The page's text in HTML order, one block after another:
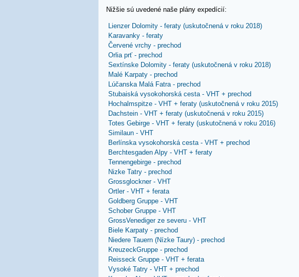
Nižšie sú uvedené naše plány expedícií:
Lienzer Dolomity - feraty (uskutočnená v
Lienzer Dolomity - feraty (uskutočnená v roku 2018)
Karavanky - feraty
Karavanky - feraty
Červené vrchy - prechod
Červené vrchy - prechod
Orlia prť - prechod
Orlia prť - prechod
Sextínske Dolomity - feraty (uskutočnená
Sextínske Dolomity - feraty (uskutočnená v roku 2018)
Malé Karpaty - prechod
Malé Karpaty - prechod
Lúčanska Malá Fatra - prechod
Lúčanska Malá Fatra - prechod
Stubaiská vysokohorská cesta - VHT +
Stubaiská vysokohorská cesta - VHT + prechod
Hochalmspitze - VHT + feraty
Hochalmspitze - VHT + feraty (uskutočnená v roku 2015)
Dachstein - VHT + feraty (uskutočnená v
Dachstein - VHT + feraty (uskutočnená v roku 2015)
Totes Gebirge - VHT + feraty
Totes Gebirge - VHT + feraty (uskutočnená v roku 2016)
Similaun - VHT
Similaun - VHT
Berlínska vysokohorská cesta - VHT +
Berlínska vysokohorská cesta - VHT + prechod
Berchtesgaden Alpy - VHT + feraty
Berchtesgaden Alpy - VHT + feraty
Tennengebirge - prechod
Tennengebirge - prechod
Nizke Tatry - prechod
Nizke Tatry - prechod
Grossglockner - VHT
Grossglockner - VHT
Ortler - VHT + ferata
Ortler - VHT + ferata
Goldberg Gruppe - VHT
Goldberg Gruppe - VHT
Schober Gruppe - VHT
Schober Gruppe - VHT
GrossVenediger ze severu - VHT
GrossVenediger ze severu - VHT
Biele Karpaty - prechod
Biele Karpaty - prechod
Niedere Tauern (Nízke Taury) - prechod
Niedere Tauern (Nízke Taury) - prechod
KreuzeckGruppe - prechod
KreuzeckGruppe - prechod
Reisseck Gruppe - VHT + ferata
Reisseck Gruppe - VHT + ferata
Vysoké Tatry - VHT + prechod
Vysoké Tatry - VHT + prechod